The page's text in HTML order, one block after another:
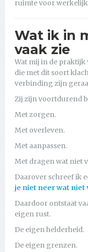
ruimte voor
Wat ik in
vaak zie
Wat mij in de praktijk
die met dit soort
verbinding zijn
Zij zijn voortdurend
Met zorgen.
Met overleven.
Met aanpassen.
Met dragen wat niet
Daarover schreef ik
je niet neer wat niet
Daardoor ontstaat
eigen rust.
De eigen helderheid.
De eigen grenzen.